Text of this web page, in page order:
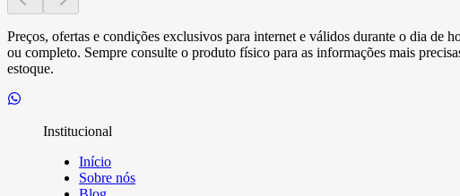
Preços, ofertas e condições exclusivos para internet e válidos durante o dia de
ou completo. Sempre consulte o produto físico para as informações mais
estoque.
Institucional
Início
Sobre nós